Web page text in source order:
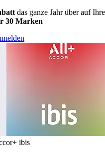
das ganze Jahr über auf
30 Marken
ibis